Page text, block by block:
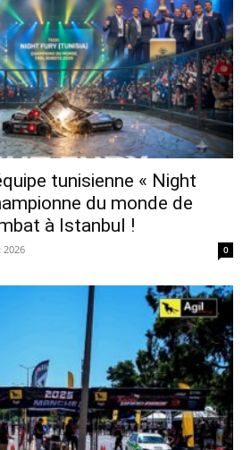
tunisienne « Night
du monde de
à Istanbul !
2026 0